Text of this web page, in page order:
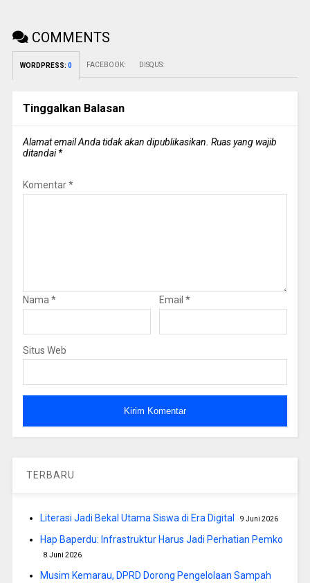
COMMENTS
WORDPRESS: 0 FACEBOOK: DISQUS:
Tinggalkan Balasan
Alamat email Anda tidak akan dipublikasikan. Ruas yang wajib
ditandai*
Komentar*
Nama * Email *
Situs Web
TERBARU
Literasi Jadi Bekal Utama Siswa di Era Digital 9 Juni 2026
Hap Baperdu: Infrastruktur Harus Jadi Perhatian Pemko
8 Juni 2026
Musim Kemarau, DPRD Dorong Pengelolaan Sampah